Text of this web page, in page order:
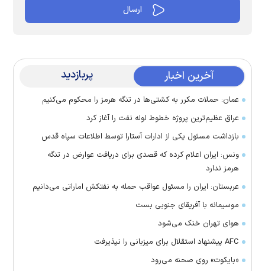
آخرین اخبار پربازدید
عمان: حملات مکرر به کشتی‌ها در تنگه هرمز را محکوم می‌کنیم
عراق عظیم‌ترین پروژه خطوط لوله نفت را آغاز کرد
بازداشت مسئول یکی از ادارات آستارا توسط اطلاعات سپاه قدس
ونس: ایران اعلام کرده که قصدی برای دریافت عوارض در تنگه
هرمز ندارد
عربستان: ایران را مسئول عواقب حمله به نفتکش اماراتی می‌دانیم
موسیمانه با آفریقای جنوبی بست
هوای تهران خنک می‌شود
AFC پیشنهاد استقلال برای میزبانی را نپذیرفت
«بایکوت» روی صحنه می‌رود